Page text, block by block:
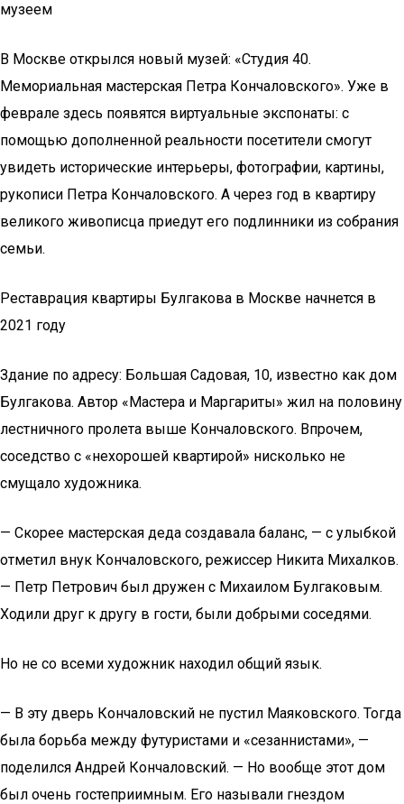
музеем
В Москве открылся новый музей: «Студия 40.
Мемориальная мастерская Петра Кончаловского». Уже в
феврале здесь появятся виртуальные экспонаты: с
помощью дополненной реальности посетители смогут
увидеть исторические интерьеры, фотографии, картины,
рукописи Петра Кончаловского. А через год в квартиру
великого живописца приедут его подлинники из собрания
семьи.
Реставрация квартиры Булгакова в Москве начнется в
2021 году
Здание по адресу: Большая Садовая, 10, известно как дом
Булгакова. Автор «Мастера и Маргариты» жил на половину
лестничного пролета выше Кончаловского. Впрочем,
соседство с «нехорошей квартирой» нисколько не
смущало художника.
— Скорее мастерская деда создавала баланс, — с улыбкой
отметил внук Кончаловского, режиссер Никита Михалков.
— Петр Петрович был дружен с Михаилом Булгаковым.
Ходили друг к другу в гости, были добрыми соседями.
Но не со всеми художник находил общий язык.
— В эту дверь Кончаловский не пустил Маяковского. Тогда
была борьба между футуристами и «сезаннистами», —
поделился Андрей Кончаловский. — Но вообще этот дом
был очень гостеприимным. Его называли гнездом